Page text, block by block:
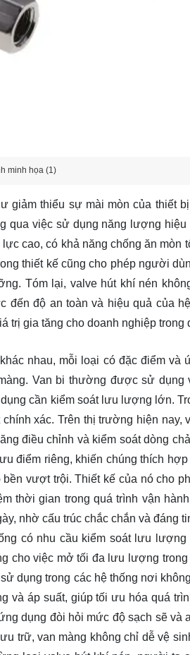
minh họa (1)
thiểu sự mài mòn của thiết
qua việc sử dụng năng lượng
cao, có khả năng chống ăn mòn
thiết kế cũng cho phép người
Tóm lại, valve hút khí nén
đến độ an toàn và hiệu quả của
trị gia tăng cho doanh nghiệp trong
nhau, mỗi loại có đặc điểm và
Van bi thường được sử dụng
cần kiểm soát lưu lượng lớn.
xác. Trên thị trường hiện nay,
điều chỉnh và kiểm soát dòng
điểm riêng, khiến chúng thích
vượt trội. Thiết kế của nó cho
thời gian trong quá trình vận
nhờ cấu trúc chắc chắn và đáng
có nhu cầu kiểm soát lưu
cho việc mở tối đa lưu lượng
dụng trong các hệ thống nơi
và áp suất, giúp tối ưu hóa quá
dụng đòi hỏi mức độ sạch sẽ và
trữ, van màng không chỉ dễ vệ